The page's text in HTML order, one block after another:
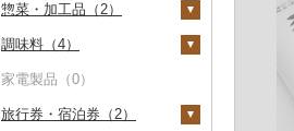
根菜（1）
人参（0）
大根（0）
自然薯（0）
アスパラガス（0）
豆（0）
きのこ（0）
純米吟醸（3）
大吟醸（5）
吟醸（0）
その他日本酒（3）
芋焼酎（0）
麦焼酎（0）
米焼酎（0）
黒糖焼酎（0）
梅酒（2）
泡盛（0）
ワイン（0）
ウイスキー（0）
クッキー（4）
焼き菓子（2）
プリン（0）
ゼリー（0）
ラーメン（0）
うどん（0）
そば（0）
パスタ（0）
惣菜・加工品（2）
惣菜（1）
餃子（0）
シュウマイ（0）
カレー・シチュー
調味料（4）
砂糖（0）
塩（0）
家電製品（0）
旅行券・宿泊券（2）